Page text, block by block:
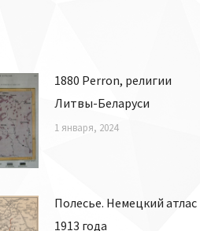
1880 Perron, религии
Литвы-Беларуси
1 января, 2024
Полесье. Немецкий атлас
1913 года